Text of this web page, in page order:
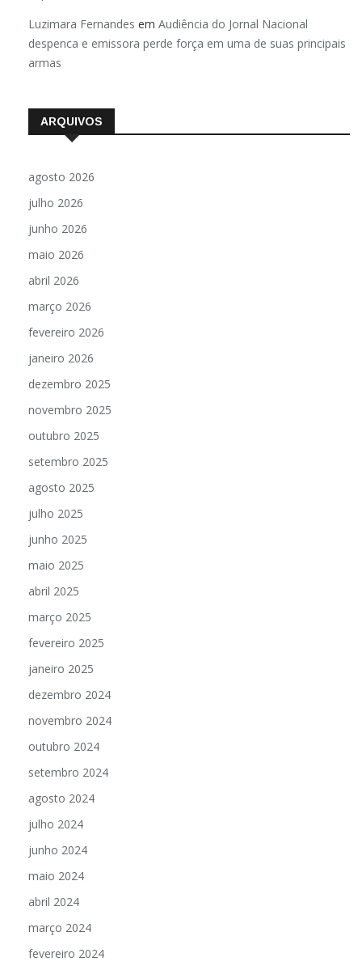
Luzimara Fernandes em Audiência do Jornal Nacional
despenca e emissora perde força em uma de suas principais
armas
ARQUIVOS
agosto 2026
julho 2026
junho 2026
maio 2026
abril 2026
março 2026
fevereiro 2026
janeiro 2026
dezembro 2025
novembro 2025
outubro 2025
setembro 2025
agosto 2025
julho 2025
junho 2025
maio 2025
abril 2025
março 2025
fevereiro 2025
janeiro 2025
dezembro 2024
novembro 2024
outubro 2024
setembro 2024
agosto 2024
julho 2024
junho 2024
maio 2024
abril 2024
março 2024
fevereiro 2024